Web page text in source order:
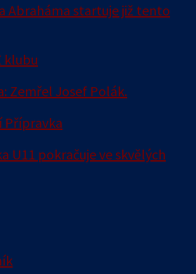
Abraháma startuje již tento
klubu
Zemřel Josef Polák.
Přípravka
U11 pokračuje ve skvělých